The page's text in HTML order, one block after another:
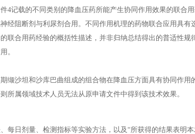
4记载的不同类别的降血压药所能产生协同作用效果的联合
经阻断剂与利尿剂合用。不同作用机理的药物联合应用具
联合用药经验的概括性描述，并非归纳总结得出的普适性
。
沙坦和沙库巴曲组成的组合物在降血压方面具有协同作用
所属领域技术人员无法从原申请文件中得到该技术效果。
每日剂量、检测指标等实验方法，以及“所获得的结果表明